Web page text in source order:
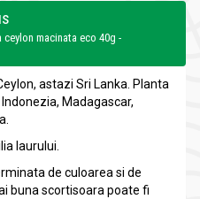
macinata eco 40g -
astazi Sri Lanka. Planta
Madagascar,
laurului.
de culoarea si de
buna scortisoara poate fi